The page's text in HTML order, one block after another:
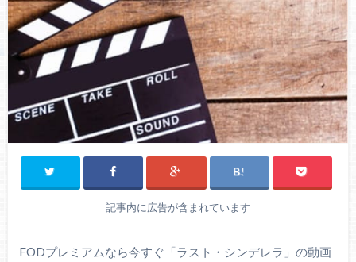
記事内に広告が含まれています
FODプレミアムなら今すぐ「ラスト・シンデレラ」の動画